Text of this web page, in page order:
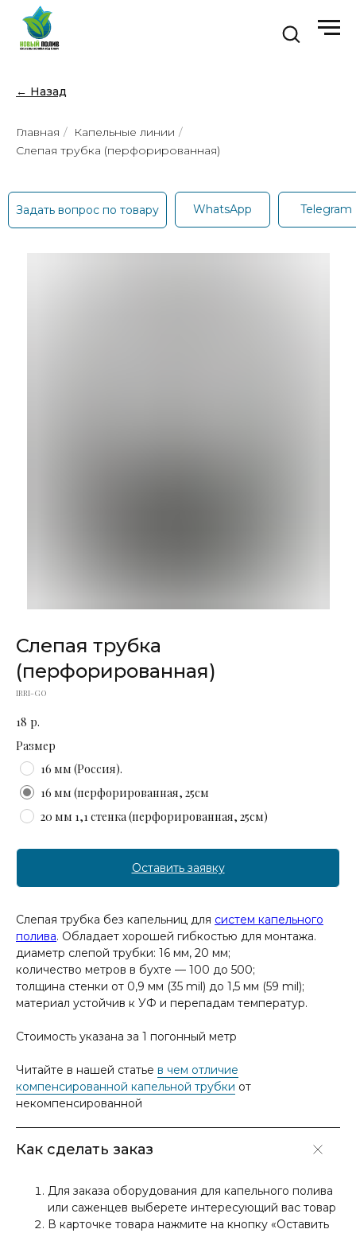
← Назад
Главная / Капельные линии /
Слепая трубка (перфорированная)
Задать вопрос по товару WhatsApp Telegram
Слепая трубка
(перфорированная)
IRRI-GO
18 р.
Размер
16 мм (Россия).
16 мм (перфорированная, 25см
20 мм 1,1 стенка (перфорированная, 25см)
Оставить заявку
Слепая трубка без капельниц для систем капельного
полива. Обладает хорошей гибкостью для монтажа.
диаметр слепой трубки: 16 мм, 20 мм;
количество метров в бухте — 100 до 500;
толщина стенки от 0,9 мм (35 mil) до 1,5 мм (59 mil);
материал устойчив к УФ и перепадам температур.
Стоимость указана за 1 погонный метр
Читайте в нашей статье в чем отличие
компенсированной капельной трубки от
некомпенсированной
Как сделать заказ
Для заказа оборудования для капельного полива
или саженцев выберете интересующий вас товар
В карточке товара нажмите на кнопку «Оставить